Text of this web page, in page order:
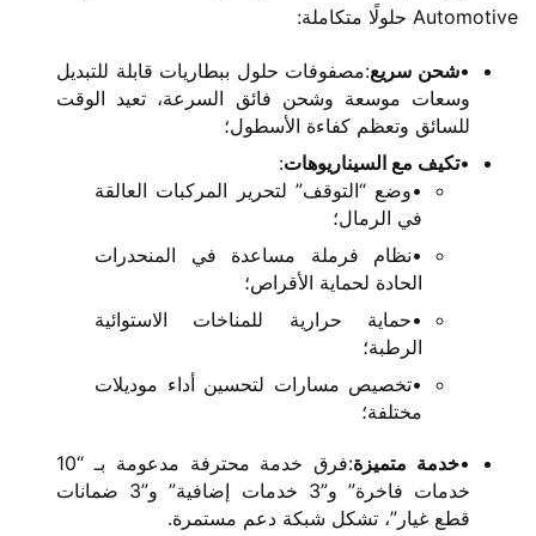
Automotive حلولًا متكاملة:
•​​شحن سريع​​:مصفوفات حلول ببطاريات قابلة للتبديل
وسعات موسعة وشحن فائق السرعة، تعيد الوقت
للسائق وتعظم كفاءة الأسطول؛
•​​تكيف مع السيناريوهات​​:
•وضع “التوقف” لتحرير المركبات العالقة
في الرمال؛
•نظام فرملة مساعدة في المنحدرات
الحادة لحماية الأقراص؛
•حماية حرارية للمناخات الاستوائية
الرطبة؛
•تخصيص مسارات لتحسين أداء موديلات
مختلفة؛
•​​خدمة متميزة​
​:فرق خدمة محترفة مدعومة بـ “10
خدمات فاخرة” و”3 خدمات إضافية” و”3 ضمانات
قطع غيار”، تشكل شبكة دعم مستمرة.